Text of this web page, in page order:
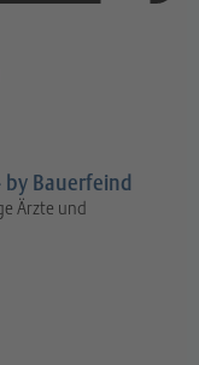
by Bauerfeind
Ärzte und